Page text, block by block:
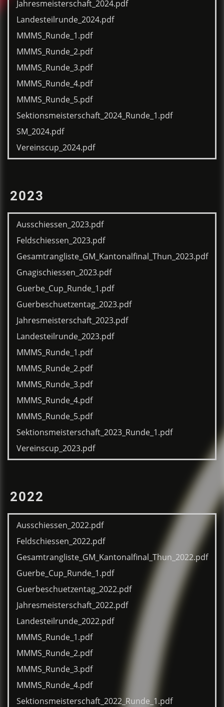
Jahresmeisterschaft_2024.pdf
Landesteilrunde_2024.pdf
MMMS_Runde_1.pdf
MMMS_Runde_2.pdf
MMMS_Runde_3.pdf
MMMS_Runde_4.pdf
MMMS_Runde_5.pdf
Sektionsmeisterschaft_2024_Runde_1.pdf
SM_2024.pdf
Vereinscup_2024.pdf
2023
Ausschiessen_2023.pdf
Feldschiessen_2023.pdf
Gesamtrangliste_GM_Kantonalfinal_Thun_2023.pdf
Gnagischiessen_2023.pdf
Guerbe_Cup_Runde_1.pdf
Guerbeschuetzentag_2023.pdf
Jahresmeisterschaft_2023.pdf
Landesteilrunde_2023.pdf
MMMS_Runde_1.pdf
MMMS_Runde_2.pdf
MMMS_Runde_3.pdf
MMMS_Runde_4.pdf
MMMS_Runde_5.pdf
Sektionsmeisterschaft_2023_Runde_1.pdf
Vereinscup_2023.pdf
2022
Ausschiessen_2022.pdf
Feldschiessen_2022.pdf
Gesamtrangliste_GM_Kantonalfinal_Thun_2022.pdf
Guerbe_Cup_Runde_1.pdf
Guerbeschuetzentag_2022.pdf
Jahresmeisterschaft_2022.pdf
Landesteilrunde_2022.pdf
MMMS_Runde_1.pdf
MMMS_Runde_2.pdf
MMMS_Runde_3.pdf
MMMS_Runde_4.pdf
Sektionsmeisterschaft_2022_Runde_1.pdf